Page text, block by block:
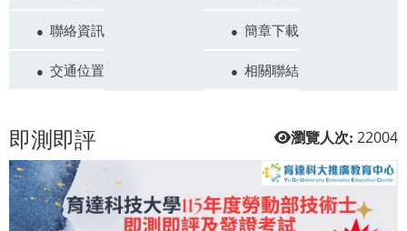
聯絡資訊 簡章下載
交通位置 相關聯結
瀏覽人次: 22004
即測即評